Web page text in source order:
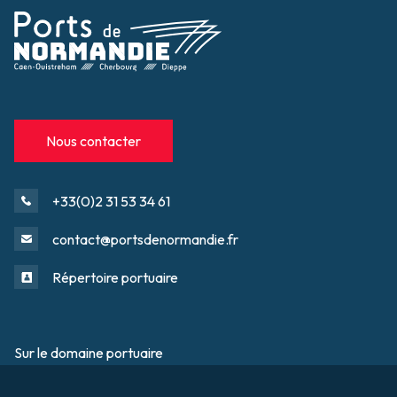
Nous contacter
+33(0)2 31 53 34 61
contact@portsdenormandie.fr
Répertoire portuaire
Footer
Sur le domaine portuaire